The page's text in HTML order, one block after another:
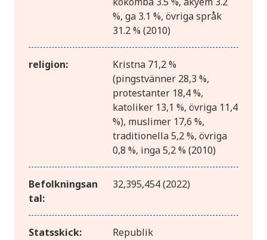
%, ga 3.1 %, övriga språk
31.2 % (2010)
religion:
Kristna 71,2 %
(pingstvänner 28,3 %,
protestanter 18,4 %,
katoliker 13,1 %, övriga 11,4
%), muslimer 17,6 %,
traditionella 5,2 %, övriga
0,8 %, inga 5,2 % (2010)
Befolkningsan
tal:
32,395,454 (2022)
Statsskick: Republik